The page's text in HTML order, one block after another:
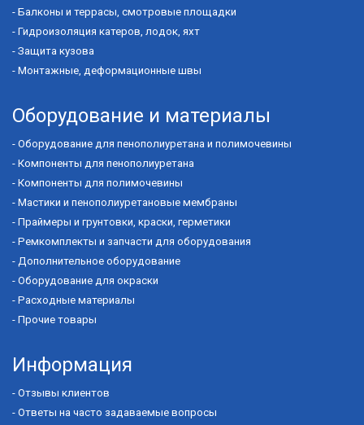
- Балконы и террасы, смотровые площадки
- Гидроизоляция катеров, лодок, яхт
- Защита кузова
- Монтажные, деформационные швы
Оборудование и материалы
- Оборудование для пенополиуретана и полимочевины
- Компоненты для пенополиуретана
- Компоненты для полимочевины
- Мастики и пенополиуретановые мембраны
- Праймеры и грунтовки, краски, герметики
- Ремкомплекты и запчасти для оборудования
- Дополнительное оборудование
- Оборудование для окраски
- Расходные материалы
- Прочие товары
Информация
- Отзывы клиентов
- Ответы на часто задаваемые вопросы